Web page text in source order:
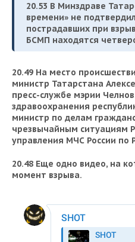
20.53 В Минздраве
времени» не
пострадавших при
БСМП находятся
20.49 На место
министр Татарстана
пресс-службе мэрии
здравоохранения
министр по делам
чрезвычайным ситуациям
управления МЧС России по
20.48 Еще одно видео, на
момент взрыва.